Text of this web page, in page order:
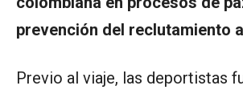
prevención del reclutamiento
Previo al viaje, las deportistas